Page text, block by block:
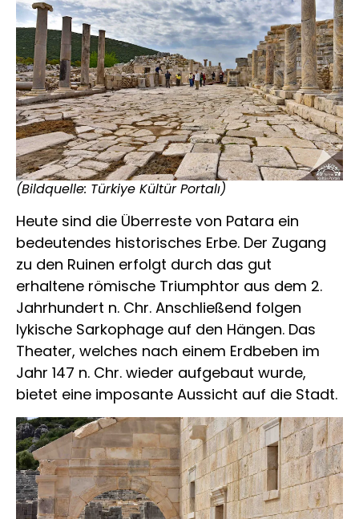
(Bildquelle: Türkiye Kültür Portalı)
Heute sind die Überreste von Patara ein
bedeutendes historisches Erbe. Der Zugang
zu den Ruinen erfolgt durch das gut
erhaltene römische Triumphtor aus dem 2.
Jahrhundert n. Chr. Anschließend folgen
lykische Sarkophage auf den Hängen. Das
Theater, welches nach einem Erdbeben im
Jahr 147 n. Chr. wieder aufgebaut wurde,
bietet eine imposante Aussicht auf die Stadt.